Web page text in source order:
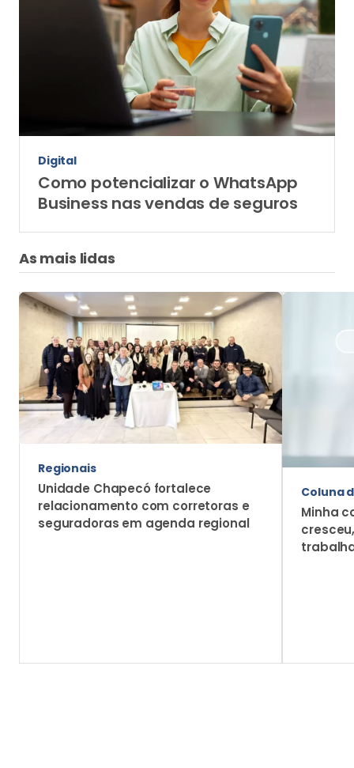
Digital
Como potencializar o WhatsApp
Business nas vendas de seguros
As mais lidas
Regionais
Unidade Chapecó fortalece
relacionamento com corretoras e
seguradoras em agenda regional
Coluna
Minha